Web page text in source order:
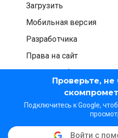
Проверьте,
Подключитесь к Google,
Войти с
Загрузить
Мобильная версия
Разработчика
Права на сайт
Проверка безопасности